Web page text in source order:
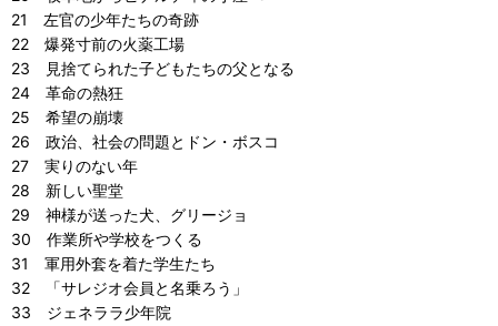
21 左官の少年たちの奇跡
22 爆発寸前の火薬工場
23 見捨てられた子どもたちの父となる
24 革命の熱狂
25 希望の崩壊
26 政治、社会の問題とドン・ボスコ
27 実りのない年
28 新しい聖堂
29 神様が送った犬、グリージョ
30 作業所や学校をつくる
31 軍用外套を着た学生たち
32 「サレジオ会員と名乗ろう」
33 ジェネララ少年院